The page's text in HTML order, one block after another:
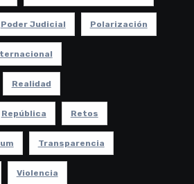
Poder Judicial Polarización
Realidad
República Retos
Transparencia
Violencia